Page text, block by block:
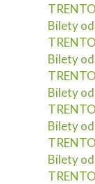
Bilety od
Bilety od
Bilety od
Bilety od
Bilety od